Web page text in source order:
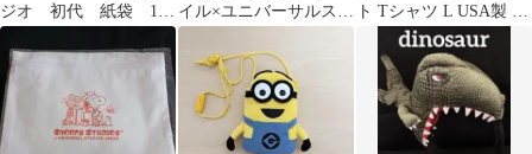
ジオ 初代 紙袋 17
枚セット
イル×ユニバーサルスタ
ジオ フランケンプリ
ント トレーナーL
ト Tシャツ L USA製 ユ
ニバーサルスタジオ 映